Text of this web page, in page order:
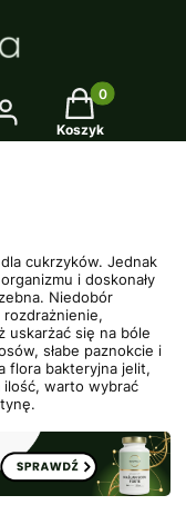
Twój koszyk:
Koszyk
cukrzyków. Jednak
i doskonały
Niedobór
rozdrażnienie,
uskarżać się na bóle
słabe paznokcie i
flora bakteryjna jelit,
ilość, warto wybrać